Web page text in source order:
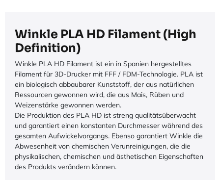
Winkle PLA HD Filament (High
Definition)
Winkle PLA HD Filament ist ein in Spanien hergestelltes
Filament für 3D-Drucker mit FFF / FDM-Technologie. PLA ist
ein biologisch abbaubarer Kunststoff, der aus natürlichen
Ressourcen gewonnen wird, die aus Mais, Rüben und
Weizenstärke gewonnen werden.
Die Produktion des PLA HD ist streng qualitätsüberwacht
und garantiert einen konstanten Durchmesser während des
gesamten Aufwickelvorgangs. Ebenso garantiert Winkle die
Abwesenheit von chemischen Verunreinigungen, die die
physikalischen, chemischen und ästhetischen Eigenschaften
des Produkts verändern können.